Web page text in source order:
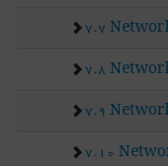
7.7
7.8
7.9
7.10